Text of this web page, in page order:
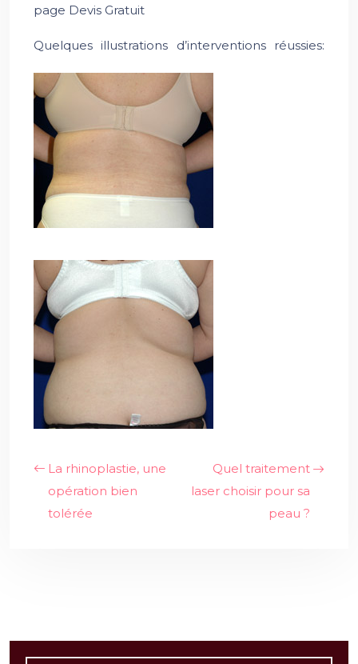
page Devis Gratuit
Quelques illustrations d’interventions réussies:
La rhinoplastie, une
opération bien
tolérée
Quel traitement
laser choisir pour sa
peau ?